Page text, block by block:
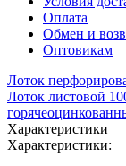
Оплата
Обмен и
Оптовикам
Лоток
Лоток листовой
Характеристики
Характеристики: